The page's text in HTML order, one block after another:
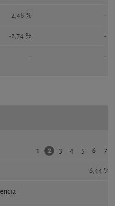
2,48 % -
-2,74 % -
- -
1 2 3 4 5 6 7
6,44 %